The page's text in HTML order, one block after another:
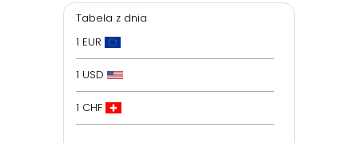
Tabela z dnia
1 EUR
1 USD
1 CHF